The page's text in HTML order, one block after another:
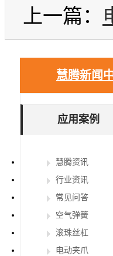
上一篇：
慧腾新闻
应用案例
慧腾资讯
行业资讯
常见问答
空气弹簧
滚珠丝杠
电动夹爪